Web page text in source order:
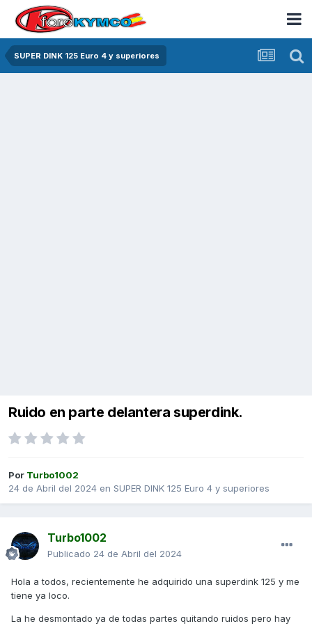
SUPER DINK 125 Euro 4 y superiores
Ruido en parte delantera superdink.
Por Turbo1002
24 de Abril del 2024 en SUPER DINK 125 Euro 4 y superiores
Turbo1002
Publicado 24 de Abril del 2024
Hola a todos, recientemente he adquirido una superdink 125 y me
tiene ya loco.
La he desmontado ya de todas partes quitando ruidos pero hay